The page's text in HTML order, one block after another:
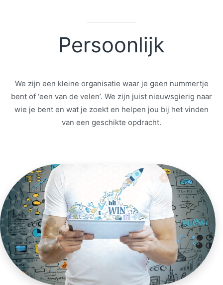
Persoonlijk
We zijn een kleine organisatie waar je geen nummertje
bent of ‘een van de velen’. We zijn juist nieuwsgierig naar
wie je bent en wat je zoekt en helpen jou bij het vinden
van een geschikte opdracht.